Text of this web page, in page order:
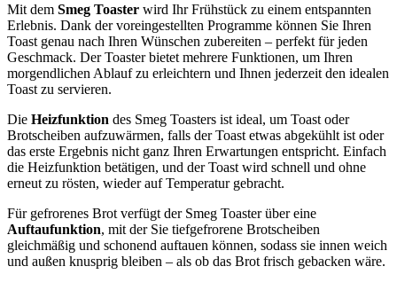
Mit dem Smeg Toaster wird Ihr Frühstück zu einem entspannten
Erlebnis. Dank der voreingestellten Programme können Sie Ihren
Toast genau nach Ihren Wünschen zubereiten – perfekt für jeden
Geschmack. Der Toaster bietet mehrere Funktionen, um Ihren
morgendlichen Ablauf zu erleichtern und Ihnen jederzeit den idealen
Toast zu servieren.
Die Heizfunktion des Smeg Toasters ist ideal, um Toast oder
Brotscheiben aufzuwärmen, falls der Toast etwas abgekühlt ist oder
das erste Ergebnis nicht ganz Ihren Erwartungen entspricht. Einfach
die Heizfunktion betätigen, und der Toast wird schnell und ohne
erneut zu rösten, wieder auf Temperatur gebracht.
Für gefrorenes Brot verfügt der Smeg Toaster über eine
Auftaufunktion, mit der Sie tiefgefrorene Brotscheiben
gleichmäßig und schonend auftauen können, sodass sie innen weich
und außen knusprig bleiben – als ob das Brot frisch gebacken wäre.